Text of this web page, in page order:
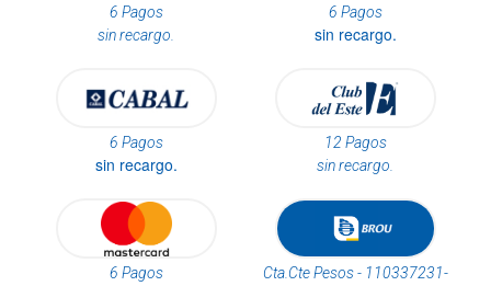
6 Pagos
sin recargo.
6 Pagos
sin recargo.
6 Pagos
sin recargo.
12 Pagos
sin recargo.
6 Pagos
Cta.Cte Pesos - 110337231-